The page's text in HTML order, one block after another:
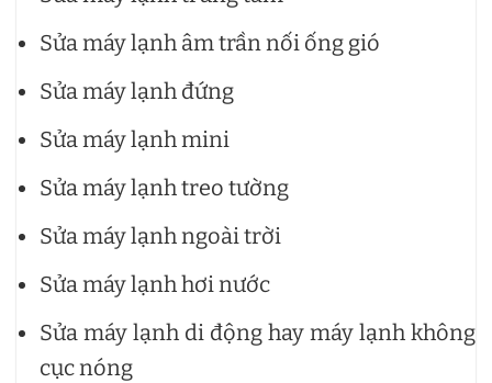
Sửa máy lạnh âm trần nối ống gió
Sửa máy lạnh đứng
Sửa máy lạnh mini
Sửa máy lạnh treo tường
Sửa máy lạnh ngoài trời
Sửa máy lạnh hơi nước
Sửa máy lạnh di động hay máy lạnh không
cục nóng